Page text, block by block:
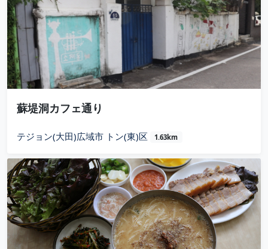
蘇堤洞カフェ通り
テジョン(大田)広域市 トン(東)区 1.63km